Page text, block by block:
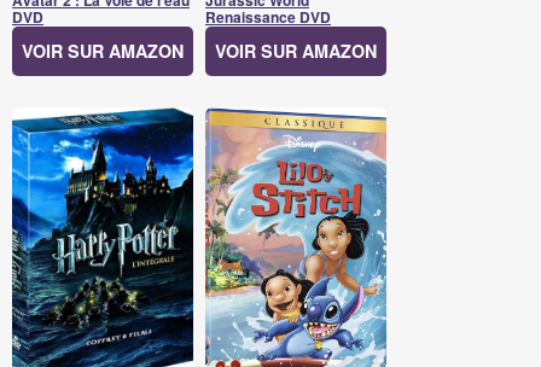
DVD
VOIR SUR AMAZON
Renaissance DVD
VOIR SUR AMAZON